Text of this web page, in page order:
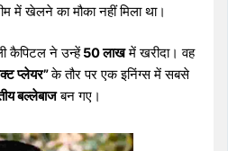
में खेलने का मौका नहीं मिला था।
कैपिटल ने उन्हें50 लाखमें खरीदा। वह
प्लेयर”के तौर पर एक इनिंग्स में सबसे
बल्लेबाजबन गए।